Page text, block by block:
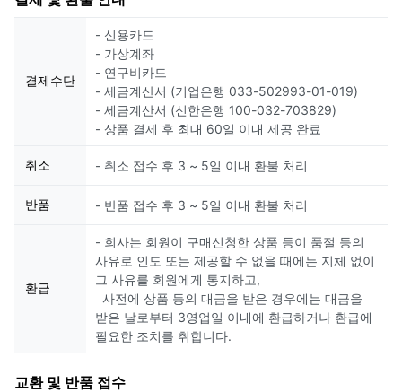
결제수단
- 신용카드
- 가상계좌
- 연구비카드
- 세금계산서 (기업은행 033-502993-01-019)
- 세금계산서 (신한은행 100-032-703829)
- 상품 결제 후 최대 60일 이내 제공 완료
취소 - 취소 접수 후 3 ~ 5일 이내 환불 처리
반품 - 반품 접수 후 3 ~ 5일 이내 환불 처리
환급
- 회사는 회원이 구매신청한 상품 등이 품절 등의
사유로 인도 또는 제공할 수 없을 때에는 지체 없이
그 사유를 회원에게 통지하고,
사전에 상품 등의 대금을 받은 경우에는 대금을
받은 날로부터 3영업일 이내에 환급하거나 환급에
필요한 조치를 취합니다.
교환 및 반품 접수